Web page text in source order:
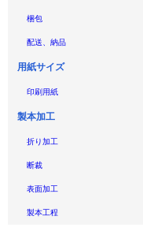
梱包
配送、納品
用紙サイズ
印刷用紙
製本加工
折り加工
断裁
表面加工
製本工程